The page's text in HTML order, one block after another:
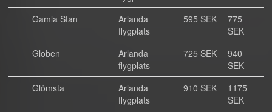
Gamla Stan
Arlanda
flygplats
595 SEK
775
SEK
Globen
Arlanda
flygplats
725 SEK
940
SEK
Glömsta
Arlanda
flygplats
910 SEK
1175
SEK